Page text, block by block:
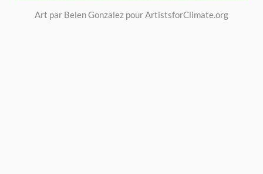
Art par Belen Gonzalez pour ArtistsforClimate.org